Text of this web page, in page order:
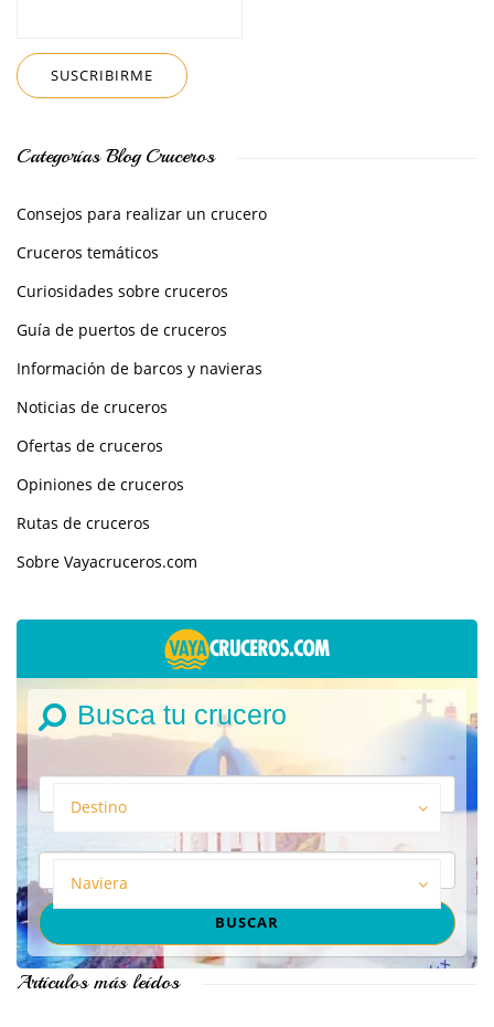
Categorías Blog Cruceros
Consejos para realizar un crucero
Cruceros temáticos
Curiosidades sobre cruceros
Guía de puertos de cruceros
Información de barcos y navieras
Noticias de cruceros
Ofertas de cruceros
Opiniones de cruceros
Rutas de cruceros
Sobre Vayacruceros.com
Busca tu crucero
Destino
Naviera
Artículos más leídos